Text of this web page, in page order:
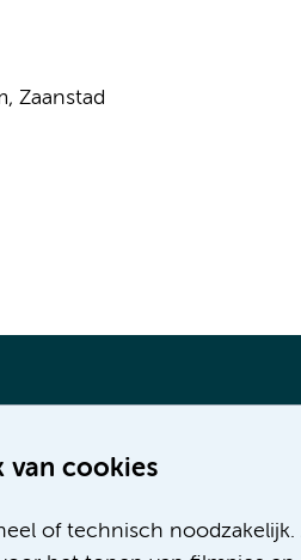
Zaanstad
van cookies
of technisch
Werken bij